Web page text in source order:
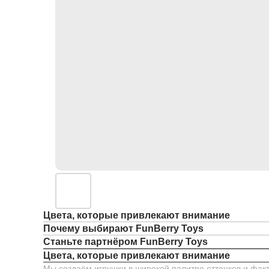
Цвета, которые привлекают внимание
Почему выбирают FunBerry Toys
Станьте партнёром FunBerry Toys
Цвета, которые привлекают внимание